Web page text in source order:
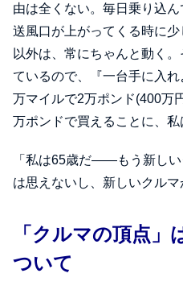
由は全くない。毎日乗り込
送風口が上がってくる時に
以外は、常にちゃんと動く
ているので、『一台手に入
万マイルで2万ポンド(400万
万ポンドで買えることに、私
「私は65歳だ――もう新し
は思えないし、新しいクルマ
「クルマの頂点
ついて